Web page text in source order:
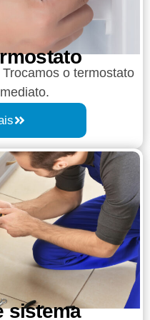
o termostato
sistema